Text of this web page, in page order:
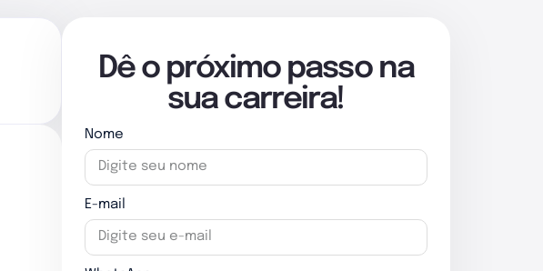
Dê o próximo passo na
sua carreira!
Nome
E-mail